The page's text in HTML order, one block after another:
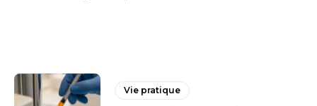
Vie pratique